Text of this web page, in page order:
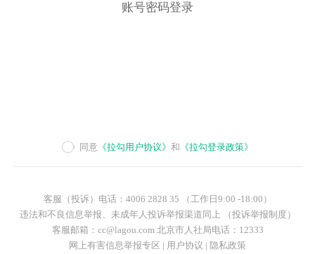
账号密码登录
同意 《拉勾用户协议》和 《拉勾登录政策》
客服（投诉）电话：4006 2828 35 （工作日9:00 -18:00）
违法和不良信息举报、未成年人投诉举报渠道同上 （投诉举报制度）
客服邮箱：cc@lagou.com 北京市人社局电话：12333
网上有害信息举报专区 | 用户协议 | 隐私政策